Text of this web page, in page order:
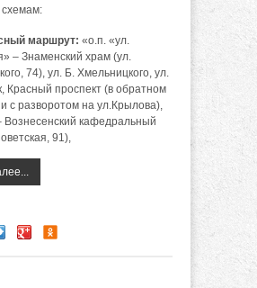
маршрут: «о.п. «ул.
– Знаменский храм (ул.
74), ул. Б. Хмельницкого, ул.
Красный проспект (в обратном
с разворотом на ул.Крылова),
Вознесенский кафедральный
91),